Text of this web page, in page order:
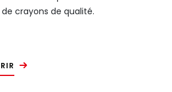
crayons de qualité.